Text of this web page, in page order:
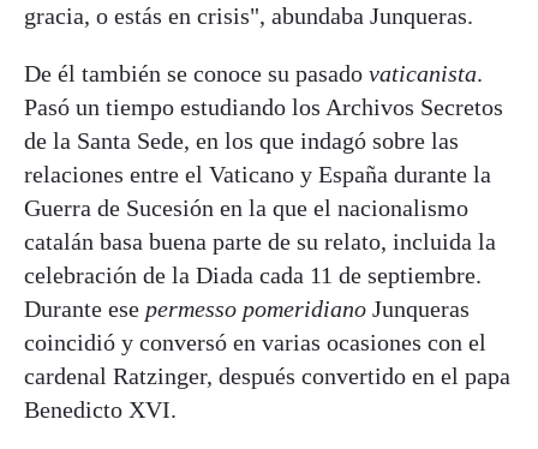
gracia, o estás en crisis", abundaba Junqueras.
De él también se conoce su pasado vaticanista.
Pasó un tiempo estudiando los Archivos Secretos
de la Santa Sede, en los que indagó sobre las
relaciones entre el Vaticano y España durante la
Guerra de Sucesión en la que el nacionalismo
catalán basa buena parte de su relato, incluida la
celebración de la Diada cada 11 de septiembre.
Durante ese permesso pomeridiano Junqueras
coincidió y conversó en varias ocasiones con el
cardenal Ratzinger, después convertido en el papa
Benedicto XVI.